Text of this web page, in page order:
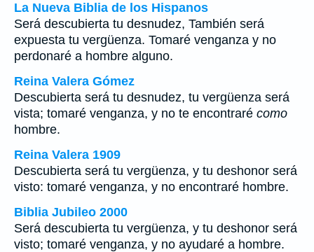
La Nueva Biblia de los Hispanos
Será descubierta tu desnudez, También será
expuesta tu vergüenza. Tomaré venganza y no
perdonaré a hombre alguno.
Reina Valera Gómez
Descubierta será tu desnudez, tu vergüenza será
vista; tomaré venganza, y no te encontraré como
hombre.
Reina Valera 1909
Descubierta será tu vergüenza, y tu deshonor será
visto: tomaré venganza, y no encontraré hombre.
Biblia Jubileo 2000
Será descubierta tu vergüenza, y tu deshonor será
visto; tomaré venganza, y no ayudaré a hombre.